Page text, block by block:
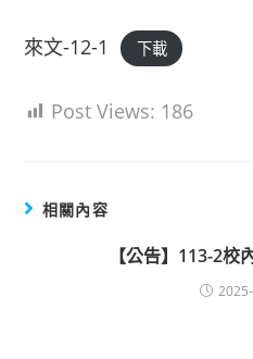
來文-12-1 下載
Post Views: 186
相關內容
【公告】113-2校